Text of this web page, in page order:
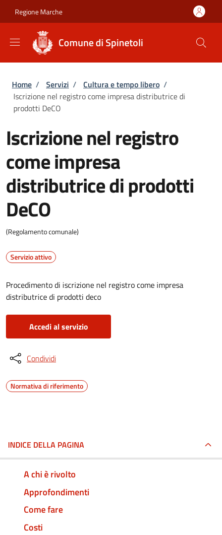
Regione Marche
Comune di Spinetoli
Briciole di pane
Home / Servizi / Cultura e tempo libero /
Iscrizione nel registro come impresa distributrice di
prodotti DeCO
Iscrizione nel registro
come impresa
distributrice di prodotti
DeCO
(Regolamento comunale)
Servizio attivo
Procedimento di iscrizione nel registro come impresa
distributrice di prodotti deco
Accedi al servizio
Condividi
Normativa di riferimento
INDICE DELLA PAGINA
A chi è rivolto
Approfondimenti
Come fare
Costi